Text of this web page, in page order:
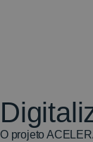
O projeto